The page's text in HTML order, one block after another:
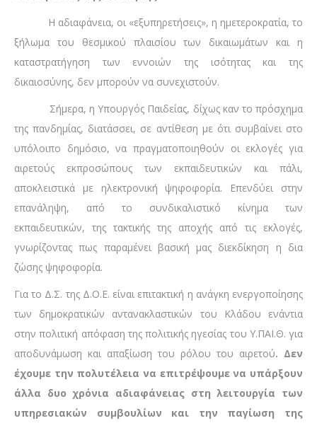
Η αδιαφάνεια, οι «εξυπηρετήσεις», η ημετεροκρατία, το
ξήλωμα του θεσμικού πλαισίου των δικαιωμάτων και η
καταστρατήγηση των εννοιών της ισότητας και της
δικαιοσύνης, δεν μπορούν να συνεχιστούν.
Σήμερα, η Υπουργός Παιδείας, δίχως καν το πρόσχημα
της πανδημίας, διατάσσει, σε αντίθεση με ότι συμβαίνει στο
υπόλοιπο δημόσιο, να πραγματοποιηθούν οι εκλογές για
αιρετούς εκπροσώπους των εκπαιδευτικών και πάλι,
αποκλειστικά με ηλεκτρονική ψηφοφορία. Επενδύει στην
επανάληψη, από το συνδικαλιστικό κίνημα των
εκπαιδευτικών, της τακτικής της αποχής από τις εκλογές,
γνωρίζοντας πως παραμένει βασική μας διεκδίκηση η δια
ζώσης ψηφοφορία.
Για το Δ.Σ. της Δ.Ο.Ε. είναι επιτακτική η ανάγκη ενεργοποίησης
των δημοκρατικών αντανακλαστικών του Κλάδου ενάντια
στην πολιτική απόφαση της πολιτικής ηγεσίας του Υ.ΠΑΙ.Θ. για
αποδυνάμωση και απαξίωση του ρόλου του αιρετού. Δεν
έχουμε την πολυτέλεια να επιτρέψουμε να υπάρξουν
άλλα δυο χρόνια αδιαφάνειας στη λειτουργία των
υπηρεσιακών συμβουλίων και την παγίωση της